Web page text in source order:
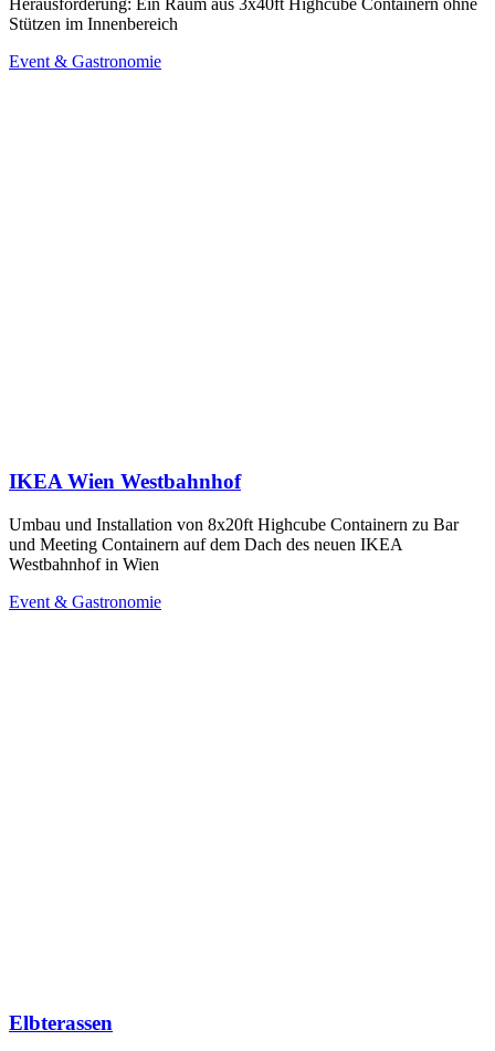
Stützen im Innenbereich
Event & Gastronomie
IKEA Wien Westbahnhof
Umbau und Installation von 8x20ft Highcube Containern zu Bar
und Meeting Containern auf dem Dach des neuen IKEA
Westbahnhof in Wien
Event & Gastronomie
Elbterassen